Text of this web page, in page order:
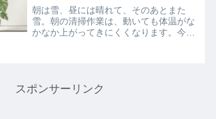
朝は雪、昼には晴れて、そのあとまた
雪。朝の清掃作業は、動いても体温がな
かなか上がってきにくくなります。今日
スポンサーリンク